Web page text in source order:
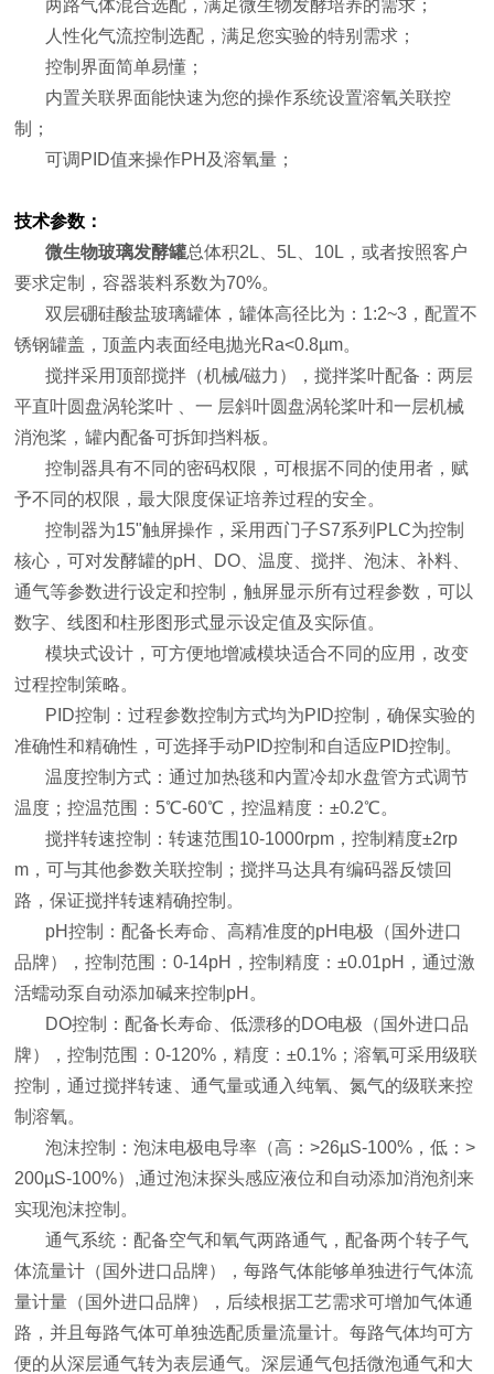
两路气体混合选配，满足微生物发酵培养的需求；
人性化气流控制选配，满足您实验的特别需求；
控制界面简单易懂；
内置关联界面能快速为您的操作系统设置溶氧关联控
制；
可调PID值来操作PH及溶氧量；
技术参数：
微生物玻璃发酵罐总体积2L、5L、10L，或者按照客户
要求定制，容器装料系数为70%。
双层硼硅酸盐玻璃罐体，罐体高径比为：1:2~3，配置不
锈钢罐盖，顶盖内表面经电抛光Ra<0.8µm。
搅拌采用顶部搅拌（机械/磁力），搅拌桨叶配备：两层
平直叶圆盘涡轮桨叶 、一 层斜叶圆盘涡轮桨叶和一层机械
消泡桨，罐内配备可拆卸挡料板。
控制器具有不同的密码权限，可根据不同的使用者，赋
予不同的权限，最大限度保证培养过程的安全。
控制器为15"触屏操作，采用西门子S7系列PLC为控制
核心，可对发酵罐的pH、DO、温度、搅拌、泡沫、补料、
通气等参数进行设定和控制，触屏显示所有过程参数，可以
数字、线图和柱形图形式显示设定值及实际值。
模块式设计，可方便地增减模块适合不同的应用，改变
过程控制策略。
PID控制：过程参数控制方式均为PID控制，确保实验的
准确性和精确性，可选择手动PID控制和自适应PID控制。
温度控制方式：通过加热毯和内置冷却水盘管方式调节
温度；控温范围：5℃-60℃，控温精度：±0.2℃。
搅拌转速控制：转速范围10-1000rpm，控制精度±2rp
m，可与其他参数关联控制；搅拌马达具有编码器反馈回
路，保证搅拌转速精确控制。
pH控制：配备长寿命、高精准度的pH电极（国外进口
品牌），控制范围：0-14pH，控制精度：±0.01pH，通过激
活蠕动泵自动添加碱来控制pH。
DO控制：配备长寿命、低漂移的DO电极（国外进口品
牌），控制范围：0-120%，精度：±0.1%；溶氧可采用级联
控制，通过搅拌转速、通气量或通入纯氧、氮气的级联来控
制溶氧。
泡沫控制：泡沫电极电导率（高：>26µS-100%，低：>
200µS-100%）,通过泡沫探头感应液位和自动添加消泡剂来
实现泡沫控制。
通气系统：配备空气和氧气两路通气，配备两个转子气
体流量计（国外进口品牌），每路气体能够单独进行气体流
量计量（国外进口品牌），后续根据工艺需求可增加气体通
路，并且每路气体可单独选配质量流量计。每路气体均可方
便的从深层通气转为表层通气。深层通气包括微泡通气和大